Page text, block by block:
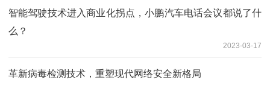
智能驾驶技术进入商业化拐点，小鹏汽车电话会议都说了什
么？
2023-03-17
革新病毒检测技术，重塑现代网络安全新格局